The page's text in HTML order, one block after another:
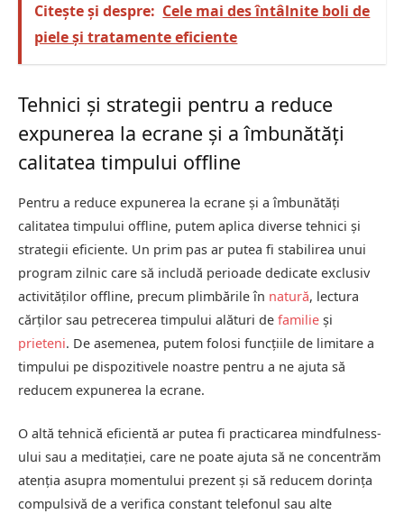
Citește și despre: Cele mai des întâlnite boli de
piele și tratamente eficiente
Tehnici și strategii pentru a reduce
expunerea la ecrane și a îmbunătăți
calitatea timpului offline
Pentru a reduce expunerea la ecrane și a îmbunătăți
calitatea timpului offline, putem aplica diverse tehnici și
strategii eficiente. Un prim pas ar putea fi stabilirea unui
program zilnic care să includă perioade dedicate exclusiv
activităților offline, precum plimbările în natură, lectura
cărților sau petrecerea timpului alături de familie și
prieteni. De asemenea, putem folosi funcțiile de limitare a
timpului pe dispozitivele noastre pentru a ne ajuta să
reducem expunerea la ecrane.
O altă tehnică eficientă ar putea fi practicarea mindfulness-
ului sau a meditației, care ne poate ajuta să ne concentrăm
atenția asupra momentului prezent și să reducem dorința
compulsivă de a verifica constant telefonul sau alte